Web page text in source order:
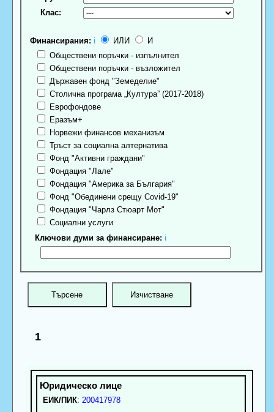
Клас:
Финансирания: ℹ ИЛИ
И
Обществени поръчки - изпълнител
Обществени поръчки - възложител
Държавен фонд "Земеделие"
Столична програма „Култура” (2017-2018)
Еврофондове
Еразъм+
Норвежи финансов механизъм
Тръст за социална алтернатива
Фонд "Активни граждани"
Фондация "Лале"
Фондация "Америка за България"
Фонд "Обединени срещу Covid-19"
Фондация "Чарлз Стюарт Мот"
Социални услуги
Ключови думи за финансиране: ℹ
1
ЕИК/ПИК: 200417978